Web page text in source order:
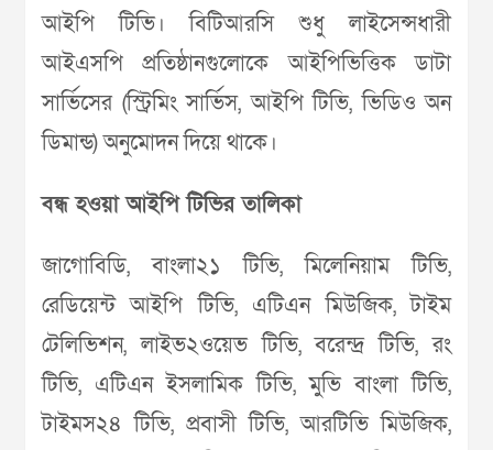
আইপি টিভি। বিটিআরসি শুধু লাইসেন্সধারী
আইএসপি প্রতিষ্ঠানগুলোকে আইপিভিত্তিক ডাটা
সার্ভিসের (স্ট্রিমিং সার্ভিস, আইপি টিভি, ভিডিও অন
ডিমান্ড) অনুমোদন দিয়ে থাকে।
বন্ধ হওয়া আইপি টিভির তালিকা
জাগোবিডি, বাংলা২১ টিভি, মিলেনিয়াম টিভি,
রেডিয়েন্ট আইপি টিভি, এটিএন মিউজিক, টাইম
টেলিভিশন, লাইভ২ওয়েভ টিভি, বরেন্দ্র টিভি, রং
টিভি, এটিএন ইসলামিক টিভি, মুভি বাংলা টিভি,
টাইমস২৪ টিভি, প্রবাসী টিভি, আরটিভি মিউজিক,